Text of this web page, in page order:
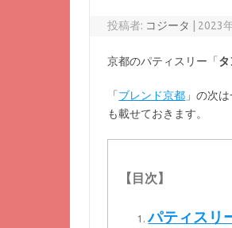
投稿者: コジータ 2023
京都のパティスリー「
「ブレンド京都 」の次
も載せておきます。
【目次】
パティスリ